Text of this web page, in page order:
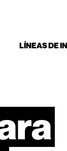
LÍNEAS DE